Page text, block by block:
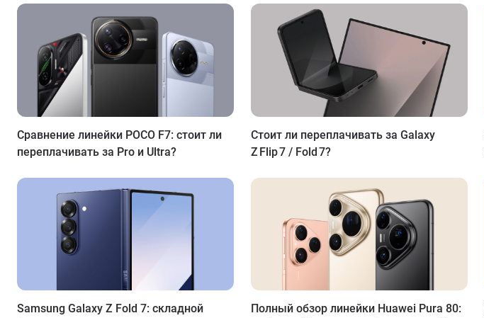
Сравнение линейки POCO F7: стоит ли
переплачивать за Pro и Ultra?
Стоит ли переплачивать за Galaxy
Z Flip 7 / Fold 7?
Samsung Galaxy Z Fold 7: складной
Полный обзор линейки Huawei Pura 80: